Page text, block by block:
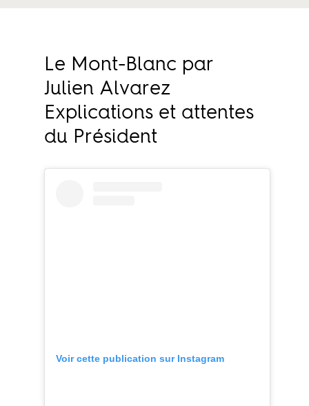
Le Mont-Blanc par
Julien Alvarez
Explications et attentes
du Président
Voir cette publication sur Instagram